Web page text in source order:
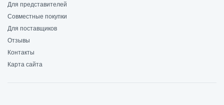
Для представителей
Совместные покупки
Для поставщиков
Отзывы
Контакты
Карта сайта